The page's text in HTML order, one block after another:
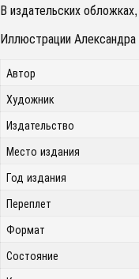
В издательских
Иллюстрации Александра
Автор
Художник
Издательство
Место издания
Год издания
Переплет
Формат
Состояние